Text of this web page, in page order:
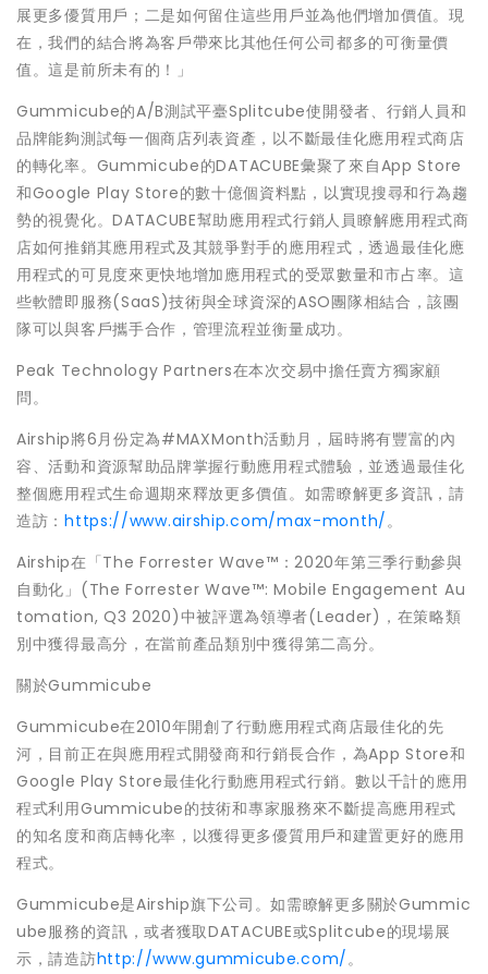
展更多優質用戶；二是如何留住這些用戶並為他們增加價值。現
在，我們的結合將為客戶帶來比其他任何公司都多的可衡量價
值。這是前所未有的！」
Gummicube的A/B測試平臺Splitcube使開發者、行銷人員和
品牌能夠測試每一個商店列表資產，以不斷最佳化應用程式商店
的轉化率。Gummicube的DATACUBE彙聚了來自App Store
和Google Play Store的數十億個資料點，以實現搜尋和行為趨
勢的視覺化。DATACUBE幫助應用程式行銷人員瞭解應用程式商
店如何推銷其應用程式及其競爭對手的應用程式，透過最佳化應
用程式的可見度來更快地增加應用程式的受眾數量和市占率。這
些軟體即服務(SaaS)技術與全球資深的ASO團隊相結合，該團
隊可以與客戶攜手合作，管理流程並衡量成功。
Peak Technology Partners在本次交易中擔任賣方獨家顧
問。
Airship將6月份定為#MAXMonth活動月，屆時將有豐富的內
容、活動和資源幫助品牌掌握行動應用程式體驗，並透過最佳化
整個應用程式生命週期來釋放更多價值。如需瞭解更多資訊，請
造訪：https://www.airship.com/max-month/。
Airship在「The Forrester Wave™：2020年第三季行動參與
自動化」(The Forrester Wave™: Mobile Engagement Au
tomation, Q3 2020)中被評選為領導者(Leader)，在策略類
別中獲得最高分，在當前產品類別中獲得第二高分。
關於Gummicube
Gummicube在2010年開創了行動應用程式商店最佳化的先
河，目前正在與應用程式開發商和行銷長合作，為App Store和
Google Play Store最佳化行動應用程式行銷。數以千計的應用
程式利用Gummicube的技術和專家服務來不斷提高應用程式
的知名度和商店轉化率，以獲得更多優質用戶和建置更好的應用
程式。
Gummicube是Airship旗下公司。如需瞭解更多關於Gummic
ube服務的資訊，或者獲取DATACUBE或Splitcube的現場展
示，請造訪http://www.gummicube.com/。